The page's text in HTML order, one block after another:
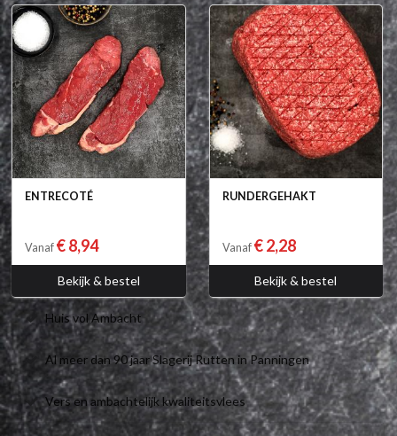
ENTRECOTÉ
Vanaf € 8,94
Bekijk & bestel
RUNDERGEHAKT
Vanaf € 2,28
Bekijk & bestel
Huis vol Ambacht
Al meer dan 90 jaar Slagerij Rutten in Panningen
Vers en ambachtelijk kwaliteitsvlees